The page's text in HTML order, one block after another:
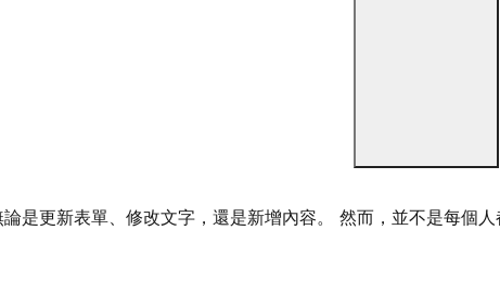
是更新表單、修改文字，還是新增內容。 然而，並不是每